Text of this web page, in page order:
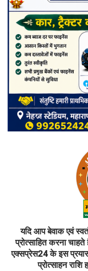
यदि आप बेवाक एवं
प्रोत्साहित करना
एक्सप्रेस24 के इस
प्रोत्साहन